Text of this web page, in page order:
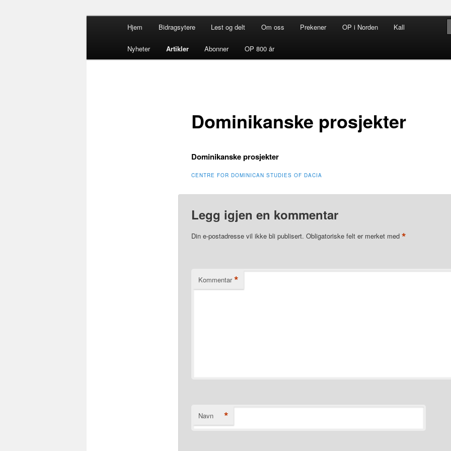
Dominikanerordenen i Norden
Hjem Bidragsytere Lest og delt Om oss Prekener OP i Norden Kall
Nyheter Artikler Abonner OP 800 år
Dominikanske prosjekter
Dominikanske prosjekter
CENTRE FOR DOMINICAN STUDIES OF DACIA
Legg igjen en kommentar
Din e-postadresse vil ikke bli publisert. Obligatoriske felt er merket med *
Kommentar *
Navn *